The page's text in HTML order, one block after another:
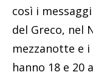
così i
del Greco, nel
mezzanotte e
hanno 18 e 20